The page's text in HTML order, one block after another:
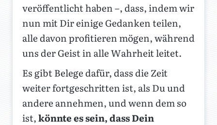
veröffentlicht haben –, dass, indem wir
nun mit Dir einige Gedanken teilen,
alle davon profitieren mögen, während
uns der Geist in alle Wahrheit leitet.
Es gibt Belege dafür, dass die Zeit
weiter fortgeschritten ist, als Du und
andere annehmen, und wenn dem so
ist,könnte es sein, dass Dein